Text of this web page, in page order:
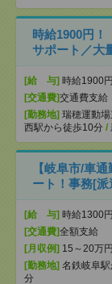
時給1900円！
サポート／大
[給 与] 時給1900円
[交通費]交通費支給
[勤務地] 瑞穂運動
西駅から徒歩10分 /
【岐阜市/車
ート！事務[派
[給 与] 時給1300
[交通費]全額支給
[月収例] 15～20万円
[勤務地] 名鉄岐阜
分